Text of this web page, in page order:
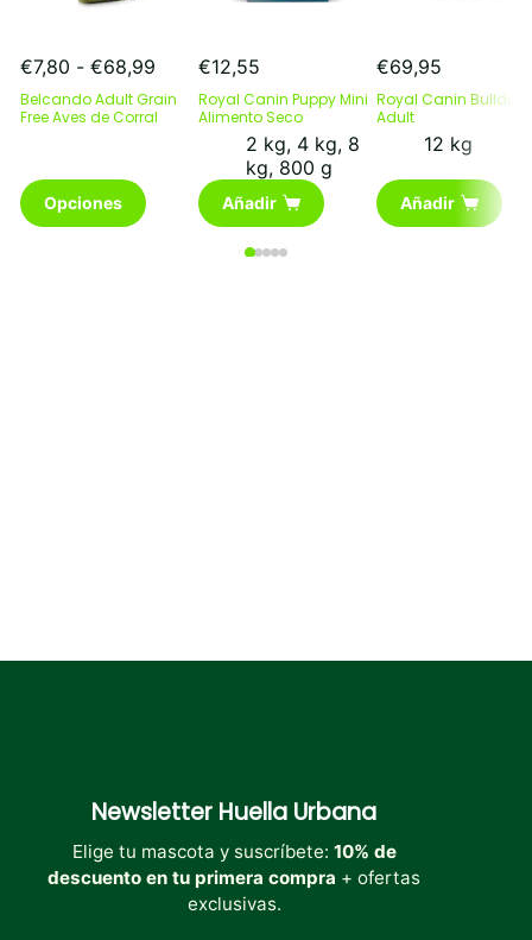
€7,80 - €68,99 Rango
de
precios:
hasta
€68,99
Belcando Adult Grain
Free Aves de Corral
Opciones
Este
producto
€12,55
Royal Canin Puppy Mini
Alimento Seco
2 kg, 4 kg, 8
kg, 800 g
Añadir
€69,95
Royal Canin Bulldog
Adult
12 kg
Añadir
Newsletter Huella Urbana
Elige tu mascota y suscríbete: 10% de
descuento en tu primera compra + ofertas
exclusivas.